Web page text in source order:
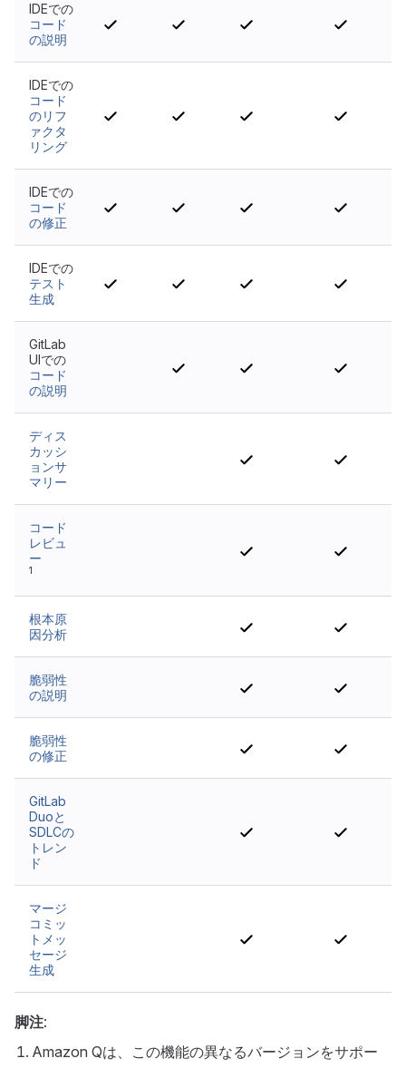
IDEでの
コード
の説明
IDEでの
コード
のリフ
ァクタ
リング
IDEでの
コード
の修正
IDEでの
テスト
生成
GitLab
UIでの
コード
の説明
ディス
カッシ
ョンサ
マリー
コード
レビュ
ー
1
根本原
因分析
脆弱性
の説明
脆弱性
の修正
GitLab
Duoと
SDLCの
トレン
ド
マージ
コミッ
トメッ
セージ
生成
脚注:
Amazon Qは、この機能の異なるバージョンをサポー